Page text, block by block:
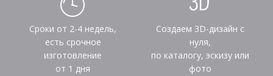
Сроки от 2-4 недель,
есть срочное
изготовление
от 1 дня
Создаем 3D-дизайн с
нуля,
по каталогу, эскизу или
фото